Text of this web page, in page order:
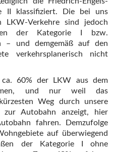
II klassifiziert. Die bei uns
LKW-Verkehre sind jedoch
der Kategorie I bzw.
– und demgemäß auf den
verkehrsplanerisch nicht
60% der LKW aus dem
und nur weil das
Weg durch unsere
Autobahn anzeigt, hier
fahren. Demzufolge
auf überwiegend
der Kategorie I ohne